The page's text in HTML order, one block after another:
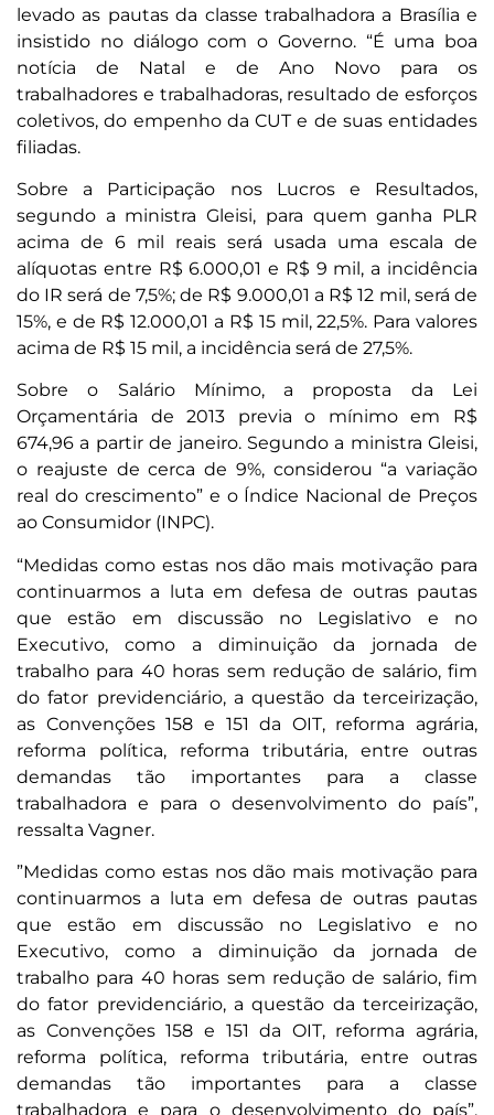
levado as pautas da classe trabalhadora a Brasília e
insistido no diálogo com o Governo. “É uma boa
notícia de Natal e de Ano Novo para os
trabalhadores e trabalhadoras, resultado de esforços
coletivos, do empenho da CUT e de suas entidades
filiadas.
Sobre a Participação nos Lucros e Resultados,
segundo a ministra Gleisi, para quem ganha PLR
acima de 6 mil reais será usada uma escala de
alíquotas entre R$ 6.000,01 e R$ 9 mil, a incidência
do IR será de 7,5%; de R$ 9.000,01 a R$ 12 mil, será de
15%, e de R$ 12.000,01 a R$ 15 mil, 22,5%. Para valores
acima de R$ 15 mil, a incidência será de 27,5%.
Sobre o Salário Mínimo, a proposta da Lei
Orçamentária de 2013 previa o mínimo em R$
674,96 a partir de janeiro. Segundo a ministra Gleisi,
o reajuste de cerca de 9%, considerou “a variação
real do crescimento” e o Índice Nacional de Preços
ao Consumidor (INPC).
“Medidas como estas nos dão mais motivação para
continuarmos a luta em defesa de outras pautas
que estão em discussão no Legislativo e no
Executivo, como a diminuição da jornada de
trabalho para 40 horas sem redução de salário, fim
do fator previdenciário, a questão da terceirização,
as Convenções 158 e 151 da OIT, reforma agrária,
reforma política, reforma tributária, entre outras
demandas tão importantes para a classe
trabalhadora e para o desenvolvimento do país”,
ressalta Vagner.
”Medidas como estas nos dão mais motivação para
continuarmos a luta em defesa de outras pautas
que estão em discussão no Legislativo e no
Executivo, como a diminuição da jornada de
trabalho para 40 horas sem redução de salário, fim
do fator previdenciário, a questão da terceirização,
as Convenções 158 e 151 da OIT, reforma agrária,
reforma política, reforma tributária, entre outras
demandas tão importantes para a classe
trabalhadora e para o desenvolvimento do país”,